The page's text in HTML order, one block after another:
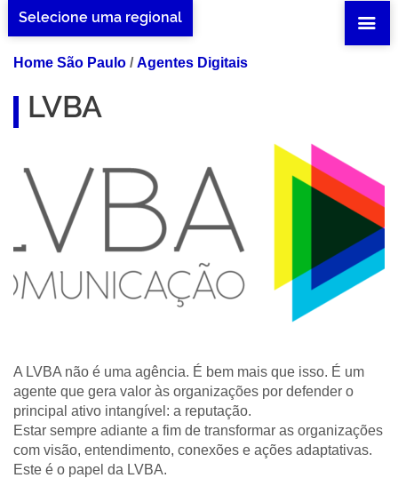
Selecione uma regional
Home São Paulo /Agentes Digitais
LVBA
A LVBA não é uma agência. É bem mais que isso. É um
agente que gera valor às organizações por defender o
principal ativo intangível: a reputação.
Estar sempre adiante a fim de transformar as organizações
com visão, entendimento, conexões e ações adaptativas.
Este é o papel da LVBA.